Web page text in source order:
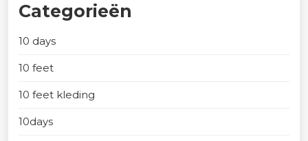
Categorieën
10 days
10 feet
10 feet kleding
10days